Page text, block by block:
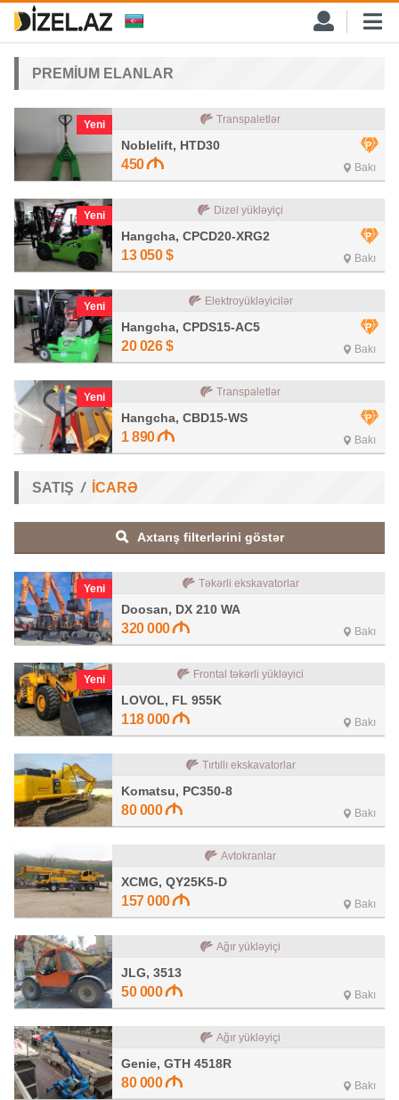
PREMİUM ELANLAR
Yeni Transpaletlər
Noblelift, HTD30
450 Bakı
Yeni Dizel yükləyiçi
Hangcha, CPCD20-XRG2
13 050 $ Bakı
Yeni Elektroyükləyicilər
Hangcha, CPDS15-AC5
20 026 $ Bakı
Yeni Transpaletlər
Hangcha, CBD15-WS
1 890 Bakı
SATIŞ İCARƏ
Axtarış filterlərini göstər
Yeni Təkərli ekskavatorlar
Doosan, DX 210 WA
320 000 Bakı
Yeni Frontal təkərli yükləyici
LOVOL, FL 955K
118 000 Bakı
Tırtıllı ekskavatorlar
Komatsu, PC350-8
80 000 Bakı
Avtokranlar
XCMG, QY25K5-D
157 000 Bakı
Ağır yükləyiçi
JLG, 3513
50 000 Bakı
Ağır yükləyiçi
Genie, GTH 4518R
80 000 Bakı